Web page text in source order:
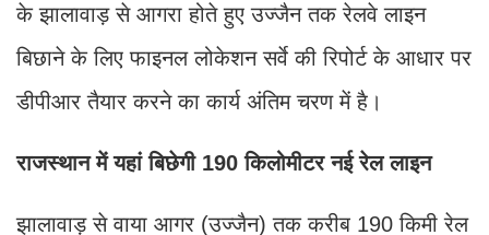
के झालावाड़ से आगरा होते हुए उज्जैन तक रेलवे लाइन
बिछाने के लिए फाइनल लोकेशन सर्वे की रिपोर्ट के आधार पर
डीपीआर तैयार करने का कार्य अंतिम चरण में है।
राजस्थान में यहां बिछेगी 190 किलोमीटर नई रेल लाइन
झालावाड़ से वाया आगर (उज्जैन) तक करीब 190 किमी रेल